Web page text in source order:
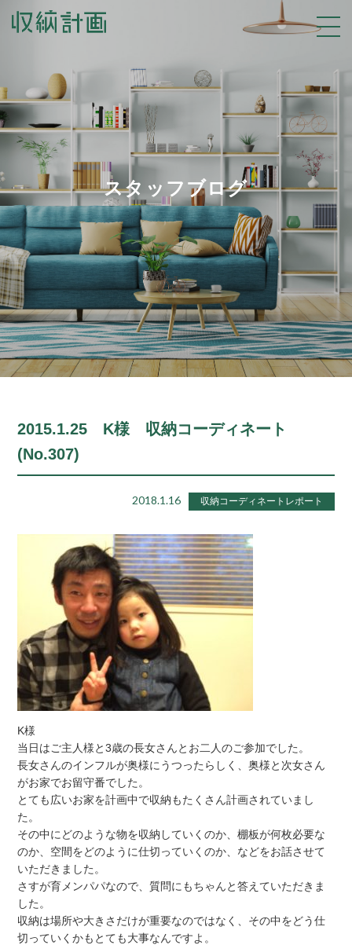
スタッフブログ
2015.1.25 K様 収納コーディネート
(No.307)
2018.1.16 収納コーディネートレポート
K様
当日はご主人様と3歳の長女さんとお二人のご参加でした。
長女さんのインフルが奥様にうつったらしく、奥様と次女さん
がお家でお留守番でした。
とても広いお家を計画中で収納もたくさん計画されていまし
た。
その中にどのような物を収納していくのか、棚板が何枚必要な
のか、空間をどのように仕切っていくのか、などをお話させて
いただきました。
さすが育メンパパなので、質問にもちゃんと答えていただきま
した。
収納は場所や大きさだけが重要なのではなく、その中をどう仕
切っていくかもとても大事なんですよ。